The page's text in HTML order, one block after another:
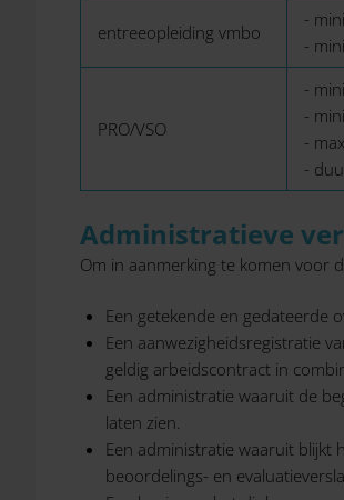
entreeopleiding vmbo
-
-
PRO/VSO
-
-
-
-
Administratieve
Om in aanmerking te komen voor
Een getekende en gedateerde
Een aanwezigheidsregistratie
geldig arbeidscontract in
Een administratie waaruit de
laten zien.
Een administratie waaruit blijkt
beoordelings- en